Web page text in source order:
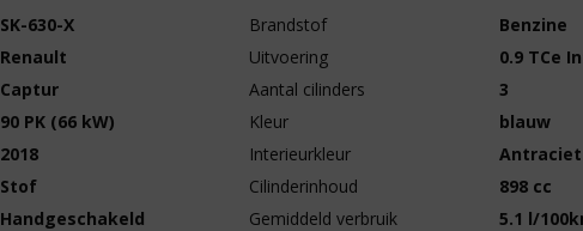
SK-630-X
Renault
Captur
90 PK (66 kW)
2018
Stof
Handgeschakeld
Brandstof
Benzine
Uitvoering
0.9 TCe
Aantal cilinders
3
Kleur
blauw
Interieurkleur
Antraciet
Cilinderinhoud
898 cc
Gemiddeld verbruik
5.1 l/